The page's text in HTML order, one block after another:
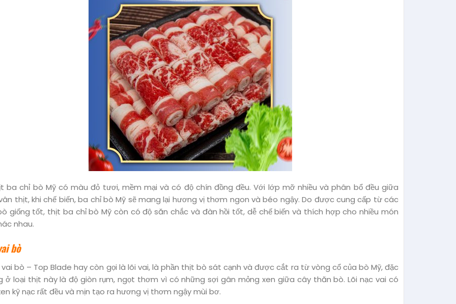
ba chỉ bò Mỹ có màu đỏ tươi, mềm mại và có độ chín đồng đều. Với lớp mỡ nhiều và phân bổ đều giữa
thịt, khi chế biến, ba chỉ bò Mỹ sẽ mang lại hương vị thơm ngon và béo ngậy. Do được cung cấp từ các
giống tốt, thịt ba chỉ bò Mỹ còn có độ săn chắc và đàn hồi tốt, dễ chế biến và thích hợp cho nhiều món
nhau.
bò
vai bò – Top Blade hay còn gọi là lõi vai, là phần thịt bò sát cạnh và được cắt ra từ vòng cổ của bò Mỹ, đặc
ở loại thịt này là độ giòn rụm, ngọt thơm vì có những sợi gân mỏng xen giữa cây thăn bò. Lõi nạc vai có
kỹ nạc rất đều và mịn tạo ra hương vị thơm ngậy mùi bơ.